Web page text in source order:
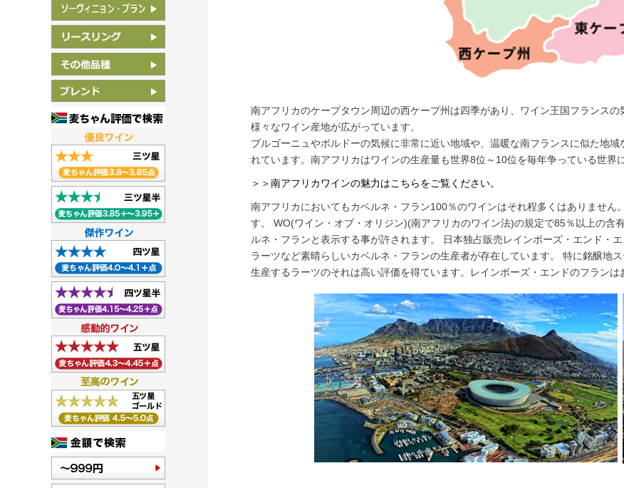
南アフリカのケープタウン周辺の西ケープ州は四季があり、ワイン王国フランス
様々なワイン産地が広がっています。
ブルゴーニュやボルドーの気候に非常に近い地域や、温暖な南フランスに似た地
れています。南アフリカはワインの生産量も世界8位～10位を毎年争っている世界
＞＞南アフリカワインの魅力はこちらをご覧ください。
南アフリカにおいてもカベルネ・フラン100％のワインはそれ程多くはありませ
す。 WO(ワイン・オブ・オリジン)(南アフリカのワイン法)の規定で85％以上の
ルネ・フランと表示する事が許されます。 日本独占販売レインボーズ・エンド・
ラーツなど素晴らしいカベルネ・フランの生産者が存在しています。 特に銘醸地
生産するラーツのそれは高い評価を得ています。レインボーズ・エンドのフラン